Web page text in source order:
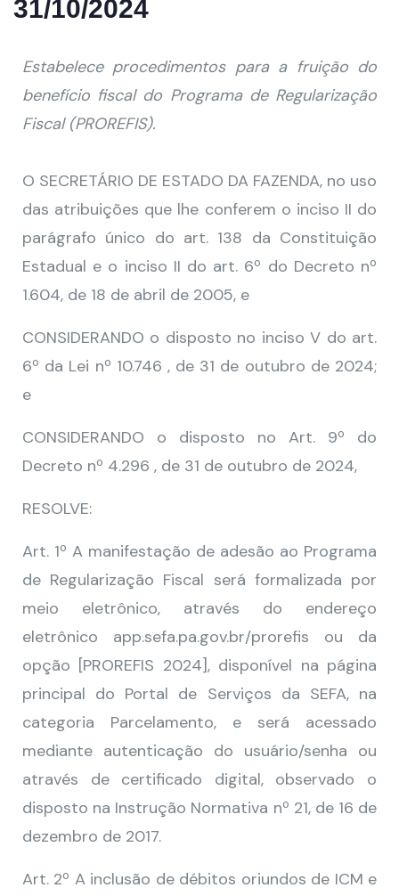
31/10/2024
Estabelece procedimentos para a fruição do
benefício fiscal do Programa de Regularização
Fiscal (PROREFIS).
O SECRETÁRIO DE ESTADO DA FAZENDA, no uso
das atribuições que lhe conferem o inciso II do
parágrafo único do art. 138 da Constituição
Estadual e o inciso II do art. 6º do Decreto nº
1.604, de 18 de abril de 2005, e
CONSIDERANDO o disposto no inciso V do art.
6º da Lei nº 10.746 , de 31 de outubro de 2024;
e
CONSIDERANDO o disposto no Art. 9º do
Decreto nº 4.296 , de 31 de outubro de 2024,
RESOLVE:
Art. 1º A manifestação de adesão ao Programa
de Regularização Fiscal será formalizada por
meio eletrônico, através do endereço
eletrônico app.sefa.pa.gov.br/prorefis ou da
opção [PROREFIS 2024], disponível na página
principal do Portal de Serviços da SEFA, na
categoria Parcelamento, e será acessado
mediante autenticação do usuário/senha ou
através de certificado digital, observado o
disposto na Instrução Normativa nº 21, de 16 de
dezembro de 2017.
Art. 2º A inclusão de débitos oriundos de ICM e